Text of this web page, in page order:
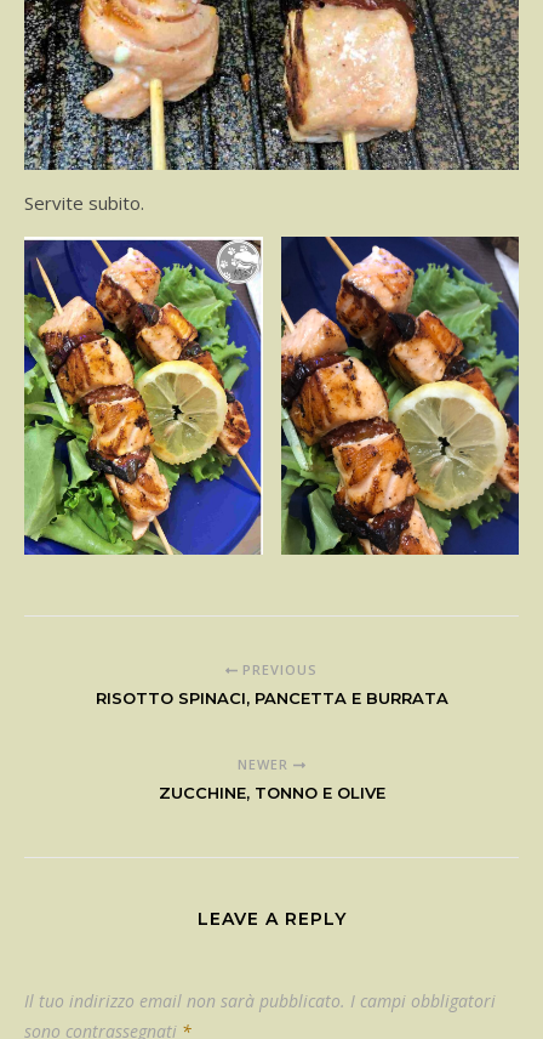
Servite subito.
PREVIOUS
RISOTTO SPINACI, PANCETTA E BURRATA
NEWER
ZUCCHINE, TONNO E OLIVE
LEAVE A REPLY
Il tuo indirizzo email non sarà pubblicato. I campi obbligatori
sono contrassegnati *